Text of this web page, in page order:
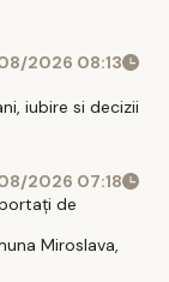
2026 08:13
iubire si decizii
2026 07:18
de
Miroslava,